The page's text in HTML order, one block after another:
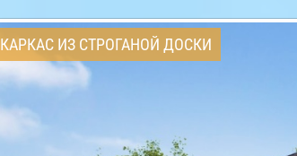
КАРКАС ИЗ СТРОГАНОЙ ДОСКИ